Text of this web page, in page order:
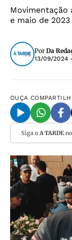
Movimentação
e maio de 2023
Por Da
13/09/2024
OUÇA
Siga o A TARDEno